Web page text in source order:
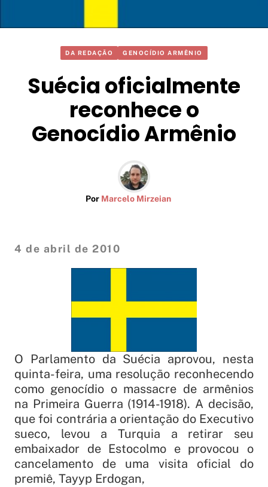
DA REDAÇÃO GENOCÍDIO ARMÊNIO
Suécia oficialmente
reconhece o
Genocídio Armênio
Por Marcelo Mirzeian
4 de abril de 2010
O Parlamento da Suécia aprovou, nesta
quinta-feira, uma resolução reconhecendo
como genocídio o massacre de armênios
na Primeira Guerra (1914-1918). A decisão,
que foi contrária a orientação do Executivo
sueco, levou a Turquia a retirar seu
embaixador de Estocolmo e provocou o
cancelamento de uma visita oficial do
premiê, Tayyp Erdogan,